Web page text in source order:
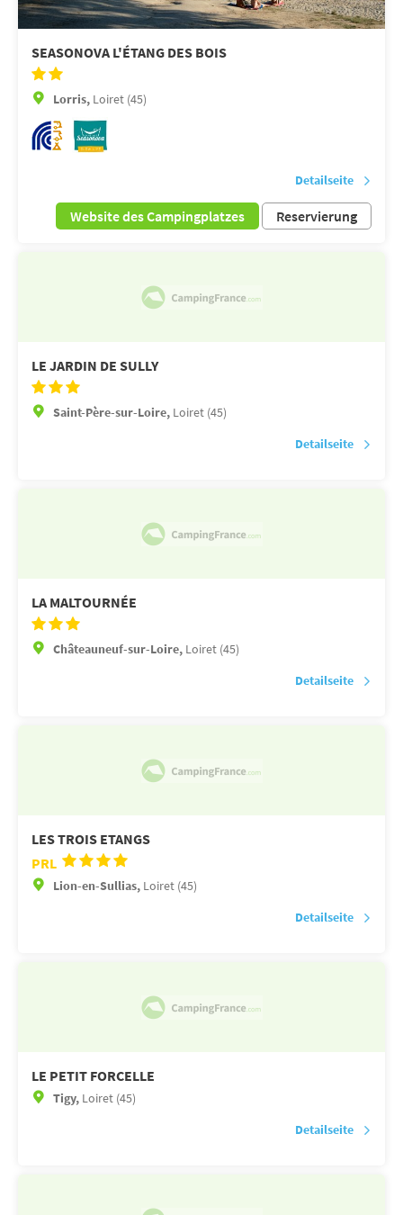
SEASONOVA L'ÉTANG DES BOIS
Lorris, Loiret (45)
Detailseite
Website des Campingplatzes Reservierung
LE JARDIN DE SULLY
Saint-Père-sur-Loire, Loiret (45)
Detailseite
LA MALTOURNÉE
Châteauneuf-sur-Loire, Loiret (45)
Detailseite
LES TROIS ETANGS
PRL
Lion-en-Sullias, Loiret (45)
Detailseite
LE PETIT FORCELLE
Tigy, Loiret (45)
Detailseite